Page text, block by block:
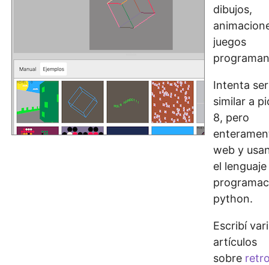
dibujos,
juegos
Intenta ser
similar a
8, pero
web y
el
python.
Escribí
artículos
sobre